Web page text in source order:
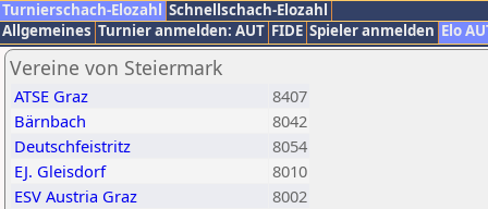
Turnierschach-Elozahl Schnellschach-Elozahl
Allgemeines Turnier anmelden: AUT FIDE Spieler anmelden Elo
Vereine von Steiermark
ATSE Graz
8407
Bärnbach
8042
Deutschfeistritz
8054
EJ. Gleisdorf
8010
ESV Austria Graz
8002